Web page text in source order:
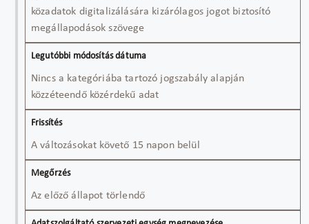
közadatok digitalizálására kizárólagos jogot biztosító
megállapodások szövege
Nincs a kategóriába tartozó jogszabály alapján
közzéteendő közérdekű adat
A változásokat követő 15 napon belül
Az előző állapot törlendő